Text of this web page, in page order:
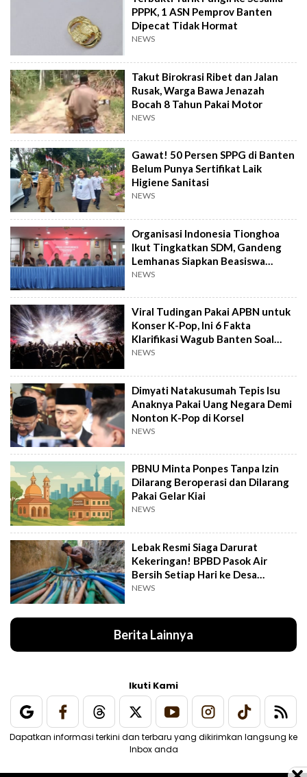
PPPK, 1 ASN Pemprov Banten
Dipecat Tidak Hormat
NEWS
Takut Birokrasi Ribet dan Jalan
Rusak, Warga Bawa Jenazah
Bocah 8 Tahun Pakai Motor
NEWS
Gawat! 50 Persen SPPG di Banten
Belum Punya Sertifikat Laik
Higiene Sanitasi
NEWS
Organisasi Indonesia Tionghoa
Ikut Tingkatkan SDM, Gandeng
Lemhanas Siapkan Beasiswa
Hingga S3
NEWS
Viral Tudingan Pakai APBN untuk
Konser K-Pop, Ini 6 Fakta
Klarifikasi Wagub Banten Soal
Putrinya
NEWS
Dimyati Natakusumah Tepis Isu
Anaknya Pakai Uang Negara Demi
Nonton K-Pop di Korsel
NEWS
PBNU Minta Ponpes Tanpa Izin
Dilarang Beroperasi dan Dilarang
Pakai Gelar Kiai
NEWS
Lebak Resmi Siaga Darurat
Kekeringan! BPBD Pasok Air
Bersih Setiap Hari ke Desa
Pelosok
NEWS
Berita Lainnya
Ikuti Kami
Dapatkan informasi terkini dan terbaru yang dikirimkan langsung ke
Inbox anda